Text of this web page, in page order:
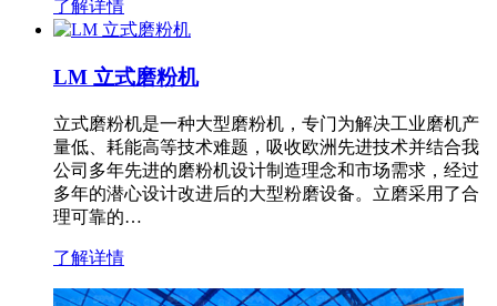
了解详情
LM 立式磨粉机
立式磨粉机是一种大型磨粉机，专门为解决工业磨机产
量低、耗能高等技术难题，吸收欧洲先进技术并结合我
公司多年先进的磨粉机设计制造理念和市场需求，经过
多年的潜心设计改进后的大型粉磨设备。立磨采用了合
理可靠的…
了解详情